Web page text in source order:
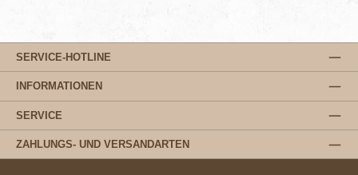
SERVICE-HOTLINE
INFORMATIONEN
SERVICE
ZAHLUNGS- UND VERSANDARTEN